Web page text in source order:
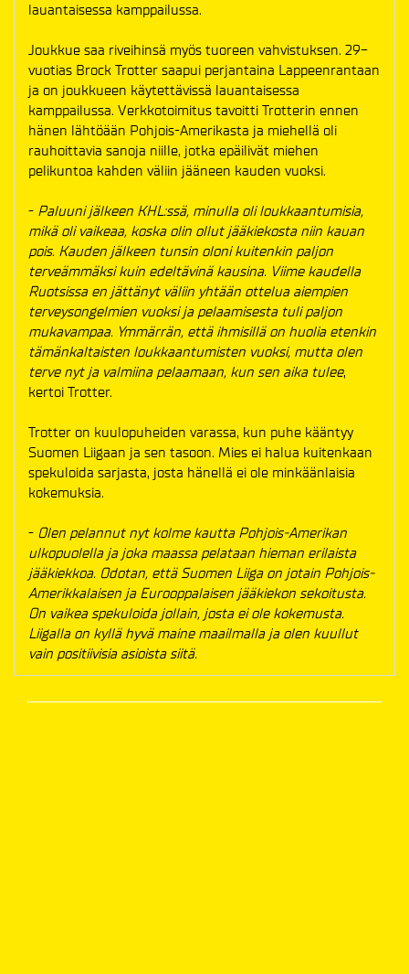
lauantaisessa kamppailussa.
Joukkue saa riveihinsä myös tuoreen vahvistuksen. 29-
vuotias Brock Trotter saapui perjantaina Lappeenrantaan
ja on joukkueen käytettävissä lauantaisessa
kamppailussa. Verkkotoimitus tavoitti Trotterin ennen
hänen lähtöään Pohjois-Amerikasta ja miehellä oli
rauhoittavia sanoja niille, jotka epäilivät miehen
pelikuntoa kahden väliin jääneen kauden vuoksi.
- Paluuni jälkeen KHL:ssä, minulla oli loukkaantumisia,
mikä oli vaikeaa, koska olin ollut jääkiekosta niin kauan
pois. Kauden jälkeen tunsin oloni kuitenkin paljon
terveämmäksi kuin edeltävinä kausina. Viime kaudella
Ruotsissa en jättänyt väliin yhtään ottelua aiempien
terveysongelmien vuoksi ja pelaamisesta tuli paljon
mukavampaa. Ymmärrän, että ihmisillä on huolia etenkin
tämänkaltaisten loukkaantumisten vuoksi, mutta olen
terve nyt ja valmiina pelaamaan, kun sen aika tulee,
kertoi Trotter.
Trotter on kuulopuheiden varassa, kun puhe kääntyy
Suomen Liigaan ja sen tasoon. Mies ei halua kuitenkaan
spekuloida sarjasta, josta hänellä ei ole minkäänlaisia
kokemuksia.
- Olen pelannut nyt kolme kautta Pohjois-Amerikan
ulkopuolella ja joka maassa pelataan hieman erilaista
jääkiekkoa. Odotan, että Suomen Liiga on jotain Pohjois-
Amerikkalaisen ja Eurooppalaisen jääkiekon sekoitusta.
On vaikea spekuloida jollain, josta ei ole kokemusta.
Liigalla on kyllä hyvä maine maailmalla ja olen kuullut
vain positiivisia asioista siitä.